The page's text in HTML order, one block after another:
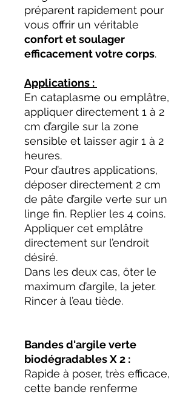
préparent rapidement pour
vous offrir un véritable
confort et soulager
efficacement votre corps.
Applications :
En cataplasme ou emplâtre,
appliquer directement 1 à 2
cm d’argile sur la zone
sensible et laisser agir 1 à 2
heures.
Pour d’autres applications,
déposer directement 2 cm
de pâte d’argile verte sur un
linge fin. Replier les 4 coins.
Appliquer cet emplâtre
directement sur l’endroit
désiré.
Dans les deux cas, ôter le
maximum d’argile, la jeter.
Rincer à l’eau tiède.
Bandes d'argile verte
biodégradables X 2 :
Rapide à poser, très efficace,
cette bande renferme